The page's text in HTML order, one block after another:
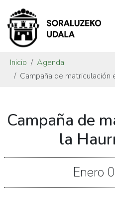
Inicio
Agenda
Campaña de matriculación
de-
matriculacion-
la-
Campaña
Campaña de
la
Enero